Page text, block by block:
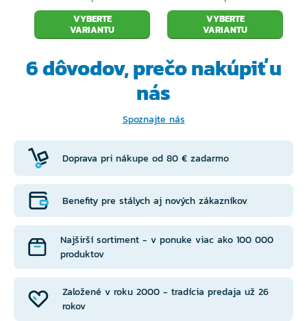
Bez olova
Rýchlo sa pohybujúci chvost
Dizajn hrubého tela s výrazným kolísaním
Hyper realistický
Fototlač s ručne maľovanými detailmi
VYBERTE
VARIANTU
VYBERTE
VARIANTU
6 dôvodov, prečonakúpiť u
nás
Spoznajte nás
Doprava pri nákupe od 80 € zadarmo
Založené v roku 2000 - tradícia predaja už 26
rokov
Benefity pre stálych aj nových zákazníkov
Najširší sortiment - v ponuke viac ako 100 000
produktov